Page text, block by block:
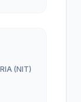
(NIT)